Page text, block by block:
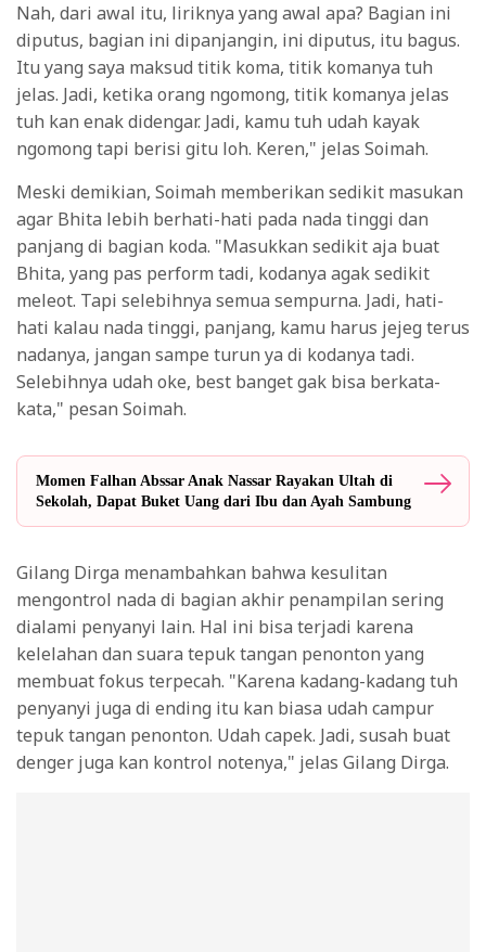
Nah, dari awal itu, liriknya yang awal apa? Bagian ini
diputus, bagian ini dipanjangin, ini diputus, itu bagus.
Itu yang saya maksud titik koma, titik komanya tuh
jelas. Jadi, ketika orang ngomong, titik komanya jelas
tuh kan enak didengar. Jadi, kamu tuh udah kayak
ngomong tapi berisi gitu loh. Keren," jelas Soimah.
Meski demikian, Soimah memberikan sedikit masukan
agar Bhita lebih berhati-hati pada nada tinggi dan
panjang di bagian koda. "Masukkan sedikit aja buat
Bhita, yang pas perform tadi, kodanya agak sedikit
meleot. Tapi selebihnya semua sempurna. Jadi, hati-
hati kalau nada tinggi, panjang, kamu harus jejeg terus
nadanya, jangan sampe turun ya di kodanya tadi.
Selebihnya udah oke, best banget gak bisa berkata-
kata," pesan Soimah.
Momen Falhan Abssar Anak Nassar Rayakan Ultah di
Sekolah, Dapat Buket Uang dari Ibu dan Ayah Sambung
Gilang Dirga menambahkan bahwa kesulitan
mengontrol nada di bagian akhir penampilan sering
dialami penyanyi lain. Hal ini bisa terjadi karena
kelelahan dan suara tepuk tangan penonton yang
membuat fokus terpecah. "Karena kadang-kadang tuh
penyanyi juga di ending itu kan biasa udah campur
tepuk tangan penonton. Udah capek. Jadi, susah buat
denger juga kan kontrol notenya," jelas Gilang Dirga.